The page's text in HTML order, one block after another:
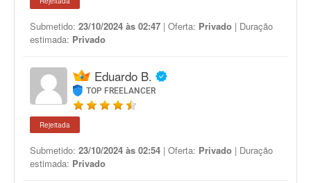
Submetido: 23/10/2024 às 02:47 | Oferta: Privado | Duração
estimada: Privado
Eduardo B.
TOP FREELANCER
Rejeitada
Submetido: 23/10/2024 às 02:54 | Oferta: Privado | Duração
estimada: Privado